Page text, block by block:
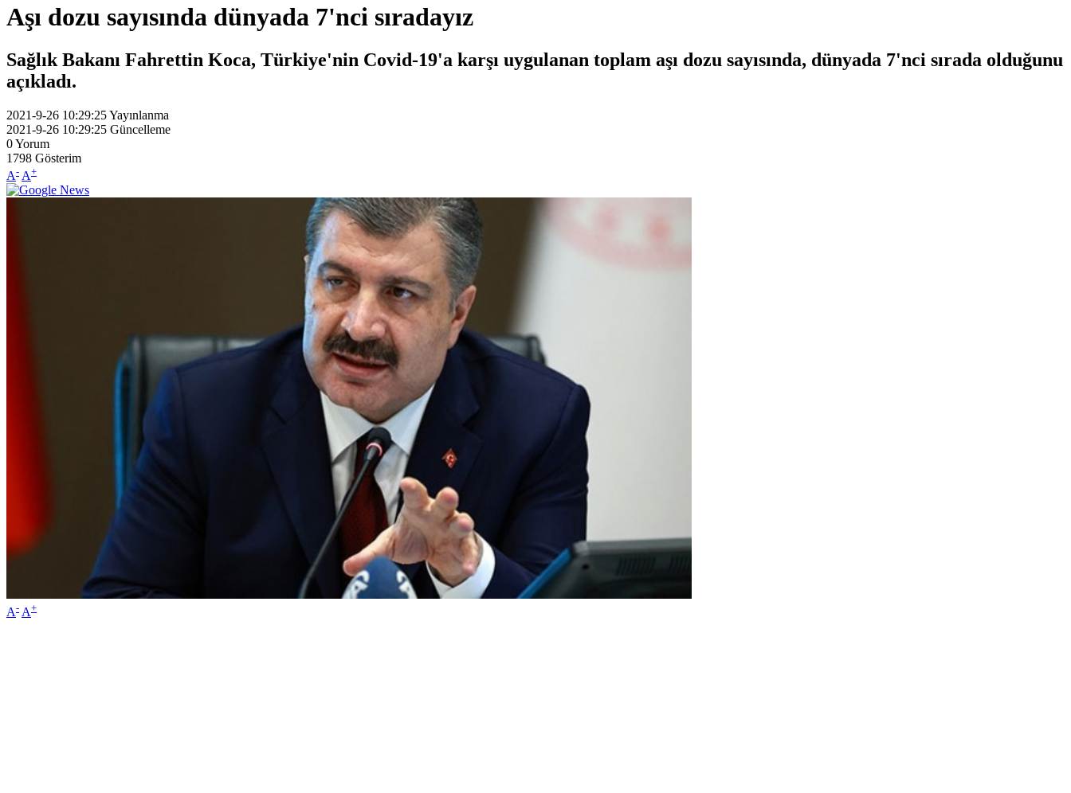
Aşı dozu sayısında dünyada 7'nci sıradayız
Sağlık Bakanı Fahrettin Koca, Türkiye'nin Covid-19'a karşı uygulanan toplam aşı dozu sayısında, dünyada 7'nci sırada olduğunu
açıkladı.
2021-9-26 10:29:25Yayınlanma
2021-9-26 10:29:25 Güncelleme
0Yorum
1798 Gösterim
A- A+
A- A+